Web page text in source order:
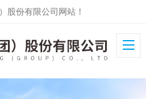
股份有限公司网站！